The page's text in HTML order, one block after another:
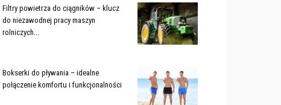
Filtry powietrza do ciągników – klucz
do niezawodnej pracy maszyn
rolniczych...
Bokserki do pływania – idealne
połączenie komfortu i funkcjonalności